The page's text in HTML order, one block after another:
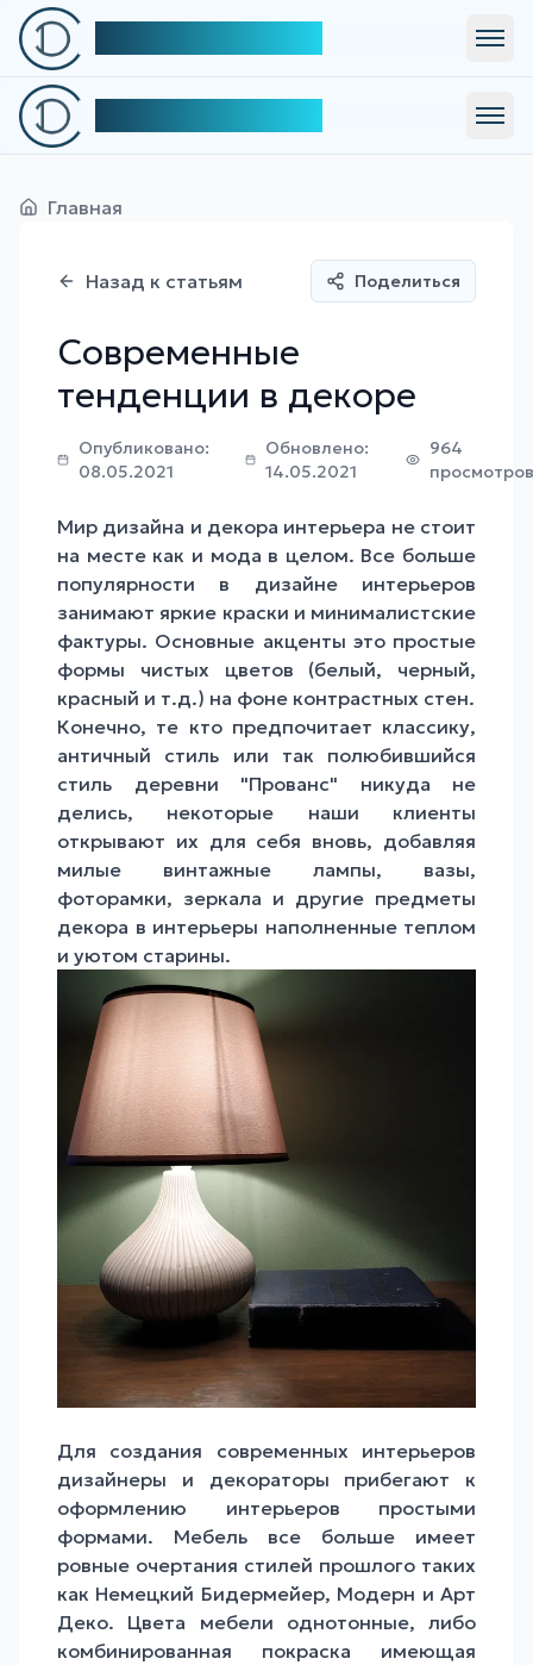
Главная
Назад к статьям Поделиться
Современные
тенденции в декоре
Опубликовано:
08.05.2021
Обновлено:
14.05.2021
964
Мир дизайна и декора интерьера не стоит
на месте как и мода в целом. Все больше
популярности в дизайне интерьеров
занимают яркие краски и минималистские
фактуры. Основные акценты это простые
формы чистых цветов (белый, черный,
красный и т.д.) на фоне контрастных стен.
Конечно, те кто предпочитает классику,
античный стиль или так полюбившийся
стиль деревни "Прованс" никуда не
делись, некоторые наши клиенты
открывают их для себя вновь, добавляя
милые винтажные лампы, вазы,
фоторамки, зеркала и другие предметы
декора в интерьеры наполненные теплом
и уютом старины.
Для создания современных интерьеров
дизайнеры и декораторы прибегают к
оформлению интерьеров простыми
формами. Мебель все больше имеет
ровные очертания стилей прошлого таких
как Немецкий Бидермейер, Модерн и Арт
Деко. Цвета мебели однотонные, либо
комбинированная покраска имеющая